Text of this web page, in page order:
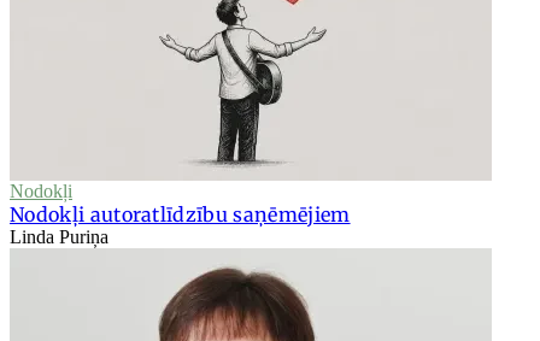
Nodokļi
Nodokļi autoratlīdzību saņēmējiem
Linda Puriņa